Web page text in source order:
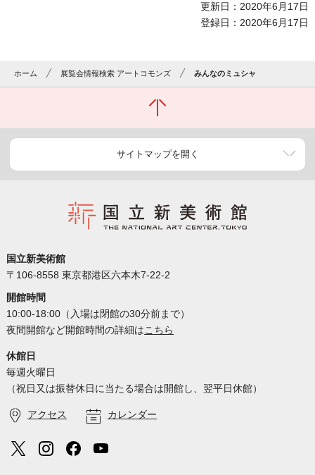
更新日：2020年6月17日
登録日：2020年6月17日
ホーム 展覧会情報検索 アートコモンズ みんなのミュシャ
サイトマップを開く
国立新美術館
〒106-8558 東京都港区六本木7-22-2
開館時間
10:00-18:00（入場は閉館の30分前まで）
夜間開館など開館時間の詳細はこちら
休館日
毎週火曜日
（祝日又は振替休日に当たる場合は開館し、翌平日休館）
アクセス カレンダー